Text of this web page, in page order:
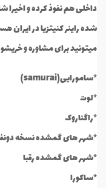
داخلی هم نفوذ کرده و اخیرا
شده راینر کنیتزیا در ایران
میتونید برای مشاوره و
*سامورایی(samurai)
*لوت
*راگناروک
*شهر های گمشده نسخه
*شهر های گمشده رقبا
*ساکورا